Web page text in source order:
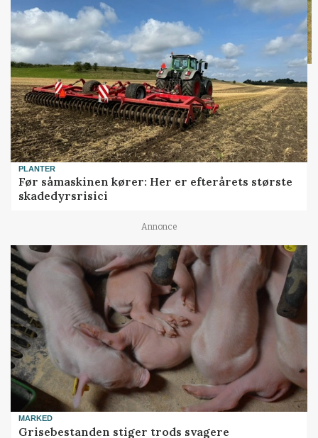
PLANTER
Før såmaskinen kører: Her er efterårets største
skadedyrsrisici
Annonce
MARKED
Grisebestanden stiger trods svagere